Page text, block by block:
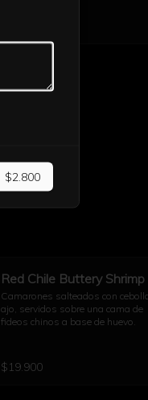
Red Chile Buttery Shrimp
Camarones salteados con
ajo, servidos sobre una cama de
fideos chinos a base de huevo.
$19.900
$2.800